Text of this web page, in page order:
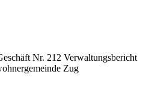
Nr. 212 Verwaltungsbericht
Zug